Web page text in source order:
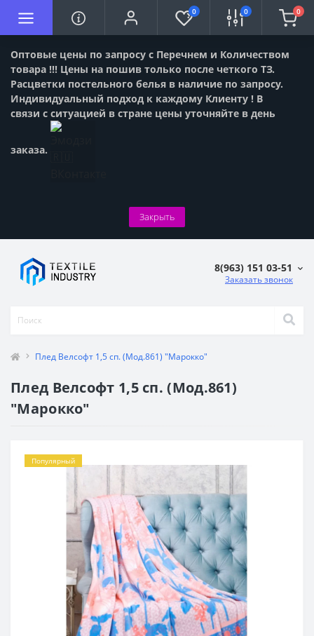
Оптовые цены по запросу с Перечнем и Количеством
товара !!! Цены на пошив только после четкого ТЗ.
Расцветки постельного белья в наличие по запросу.
Индивидуальный подход к каждому Клиенту ! В
связи с ситуацией в стране цены уточняйте в день
заказа.
Закрыть
0 0 0
8(963) 151 03-51
Заказать звонок
Плед Велсофт 1,5 сп. (Мод.861) "Марокко"
Плед Велсофт 1,5 сп. (Мод.861)
"Марокко"
Популярный